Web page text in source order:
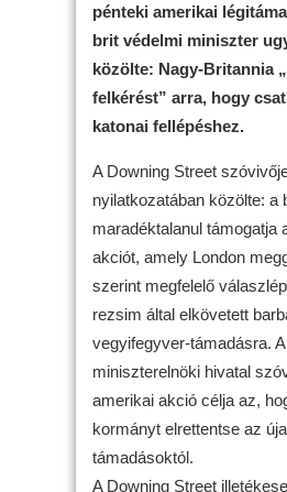
pénteki amerikai
brit védelmi miniszter
közölte: Nagy-Britannia
felkérést” arra, hogy
katonai fellépéshez.
A Downing Street
nyilatkozatában közölte: a
maradéktalanul támogatja
akciót, amely London
szerint megfelelő
rezsim által elkövetett
vegyifegyver-támadásra.
miniszterelnöki hivatal
amerikai akció célja az,
kormányt elrettentse az
támadásoktól.
A Downing Street